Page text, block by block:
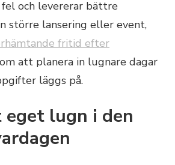
fel och levererar bättre
större lansering eller event,
fritid efter
att planera in lugnare dagar
läggs på.
lugn i den